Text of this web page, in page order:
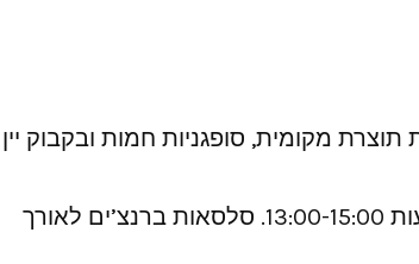
מקומית, סופגניות חמות ובקבוק יין
פתוחים מראשון ועד שבת, שעות הפתיחה של המרכז מבקרים הן בין 10:00-16:00, תחנות יצירה בימים א-ה’ בין השעות 13:00-15:00. סלסאות ברנצ’ים לאורך